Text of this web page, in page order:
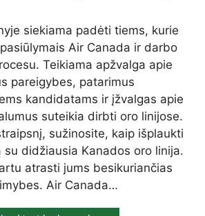
siekiama padėti tiems, kurie
Air Canada ir darbo
Teikiama apžvalga apie
pareigybes, patarimus
kandidatams ir įžvalgas apie
suteikia dirbti oro linijose.
sužinosite, kaip išplaukti
su didžiausia Kanados oro linija.
atrasti jums besikuriančias
Air Canada…